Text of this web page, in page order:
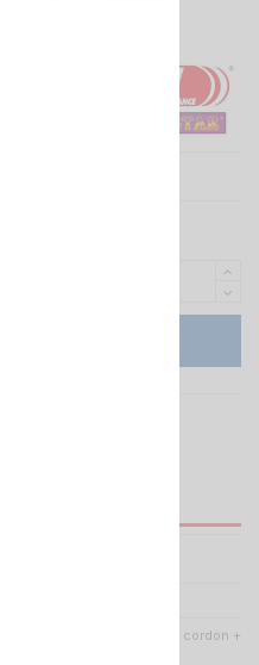
Étrier de fixation + visserie + cordon +